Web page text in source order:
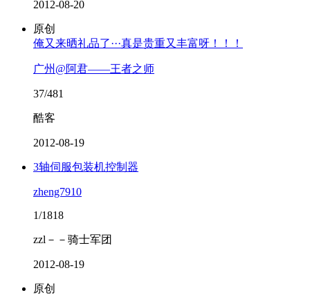
2012-08-20
原创
俺又来晒礼品了···真是贵重又丰富呀！！！
广州@阿君——王者之师
37/481
酷客
2012-08-19
3轴伺服包装机控制器
zheng7910
1/1818
zzl－－骑士军团
2012-08-19
原创